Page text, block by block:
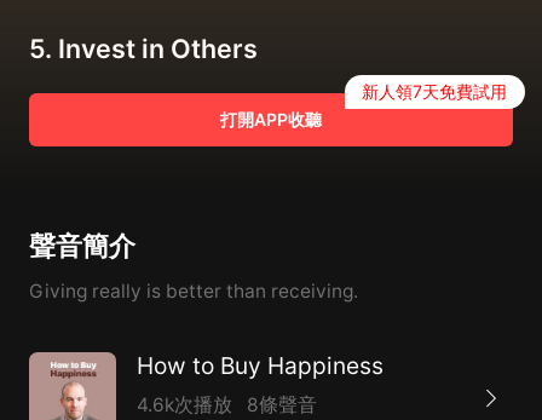
5. Invest in Others
打開APP收聽
新人領7天免費試用
聲音簡介
Giving really is better than receiving.
How to Buy Happiness
4.6k次播放 8條聲音